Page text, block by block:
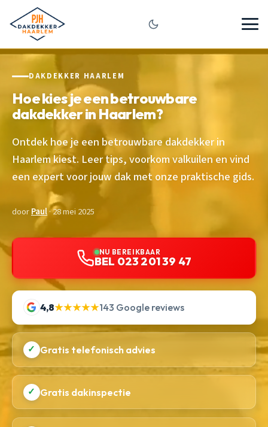
DAKDEKKER HAARLEM
Hoe kies je een betrouwbare
dakdekker in Haarlem?
Ontdek hoe je een betrouwbare dakdekker in
Haarlem kiest. Leer tips, voorkom valkuilen en vind
een expert voor jouw dak met onze praktische gids.
doorPaul· 28 mei 2025
NU BEREIKBAAR
BEL 023 201 39 47
4,8★★★★★143 Google reviews
✓ Gratis telefonisch advies
✓ Gratis dakinspectie